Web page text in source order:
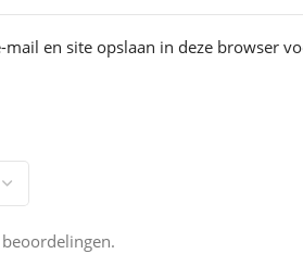
mail en site opslaan in deze browser